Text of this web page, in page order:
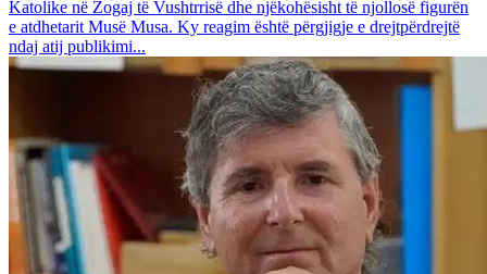
Katolike në Zogaj të Vushtrrisë dhe njëkohësisht të njollosë figurën
e atdhetarit Musë Musa. Ky reagim është përgjigje e drejtpërdrejtë
ndaj atij publikimi...